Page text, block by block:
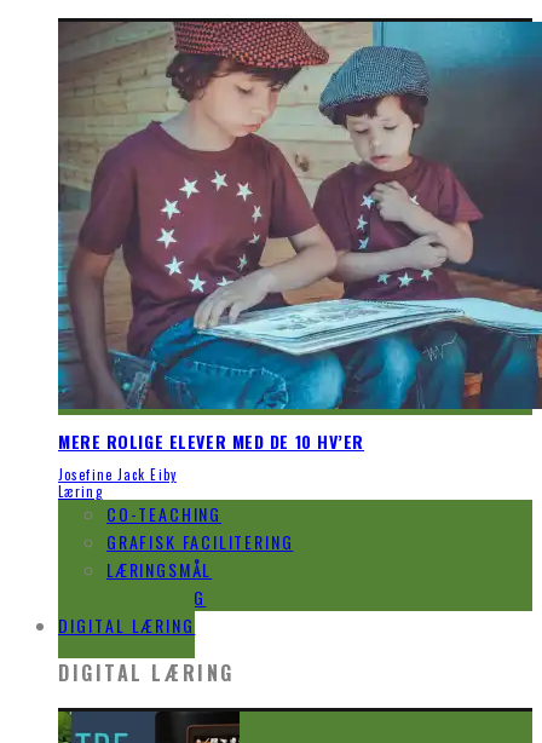
MERE ROLIGE ELEVER MED DE 10 HV’ER
Josefine Jack Eiby
Læring
CO-TEACHING
GRAFISK FACILITERING
LÆRINGSMÅL
EVALUERING
DIGITAL LÆRING
DIGITAL LÆRING